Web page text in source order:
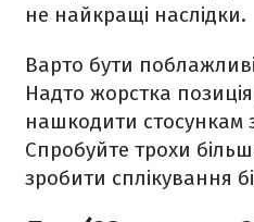
не найкращі наслідки.
Варто бути
Надто жорстка
нашкодити стосункам
Спробуйте трохи
зробити сплікування